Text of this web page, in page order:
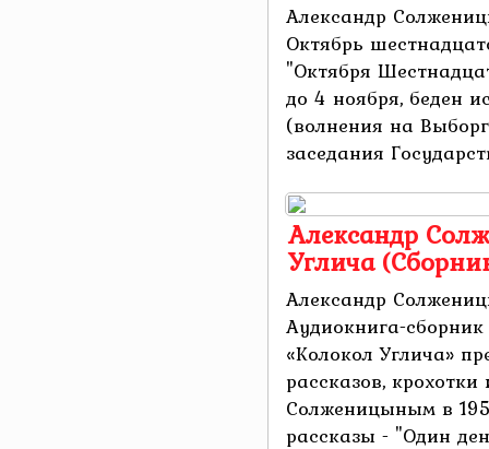
Александр
Октябрь
"Октября
до 4 ноября, беден
(волнения на
заседания
Александр
Углича
Александр
Аудиокнига-
«Колокол Углича»
рассказов,
Солженицыным в
рассказы - "Один